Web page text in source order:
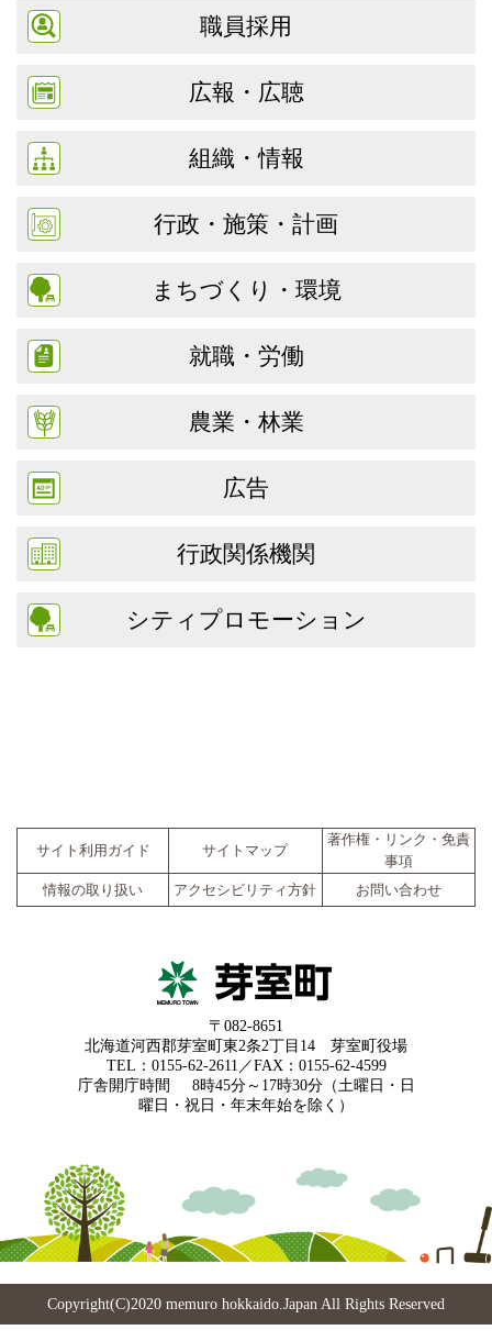
職員採用
広報・広聴
組織・情報
行政・施策・計画
まちづくり・環境
就職・労働
農業・林業
広告
行政関係機関
シティプロモーション
サイト利用ガイド サイトマップ
著作権・リンク・免責
事項
情報の取り扱い
アクセシビリティ方針 お問い合わせ
〒082-8651
北海道河西郡芽室町東2条2丁目14 芽室町役場
TEL：0155-62-2611／FAX：0155-62-4599
庁舎開庁時間
8時45分～17時30分（土曜日・日
曜日・祝日・年末年始を除く）
Copyright(C)2020 memuro hokkaido.Japan All Rights Reserved